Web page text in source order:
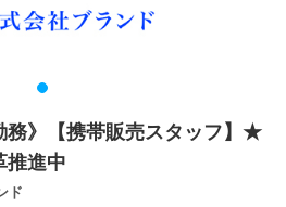
務》【携帯販売スタッフ】★
推進中
ド